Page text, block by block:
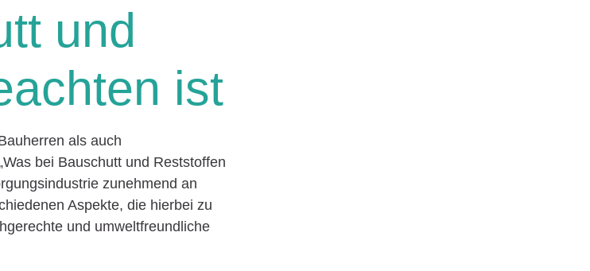
und
ist
als auch
bei Bauschutt und Reststoffen
zunehmend an
Aspekte, die hierbei zu
und umweltfreundliche